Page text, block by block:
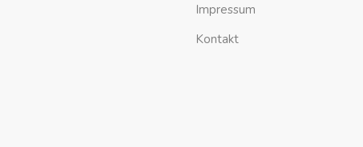
Impressum
Kontakt